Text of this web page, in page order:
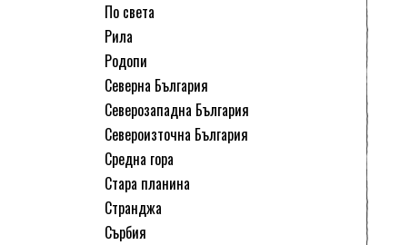
По света
Рила
Родопи
Северна България
Северозападна България
Североизточна България
Средна гора
Стара планина
Странджа
Сърбия